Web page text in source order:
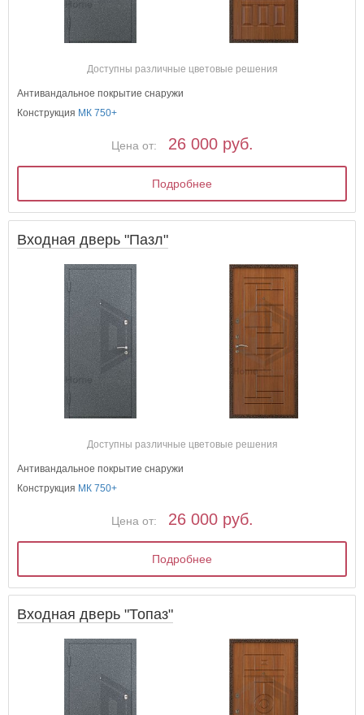
Доступны различные цветовые решения
Антивандальное покрытие снаружи
Конструкция МК 750+
Цена от: 26 000 руб.
Подробнее
Входная дверь "Пазл"
Доступны различные цветовые решения
Антивандальное покрытие снаружи
Конструкция МК 750+
Цена от: 26 000 руб.
Подробнее
Входная дверь "Топаз"